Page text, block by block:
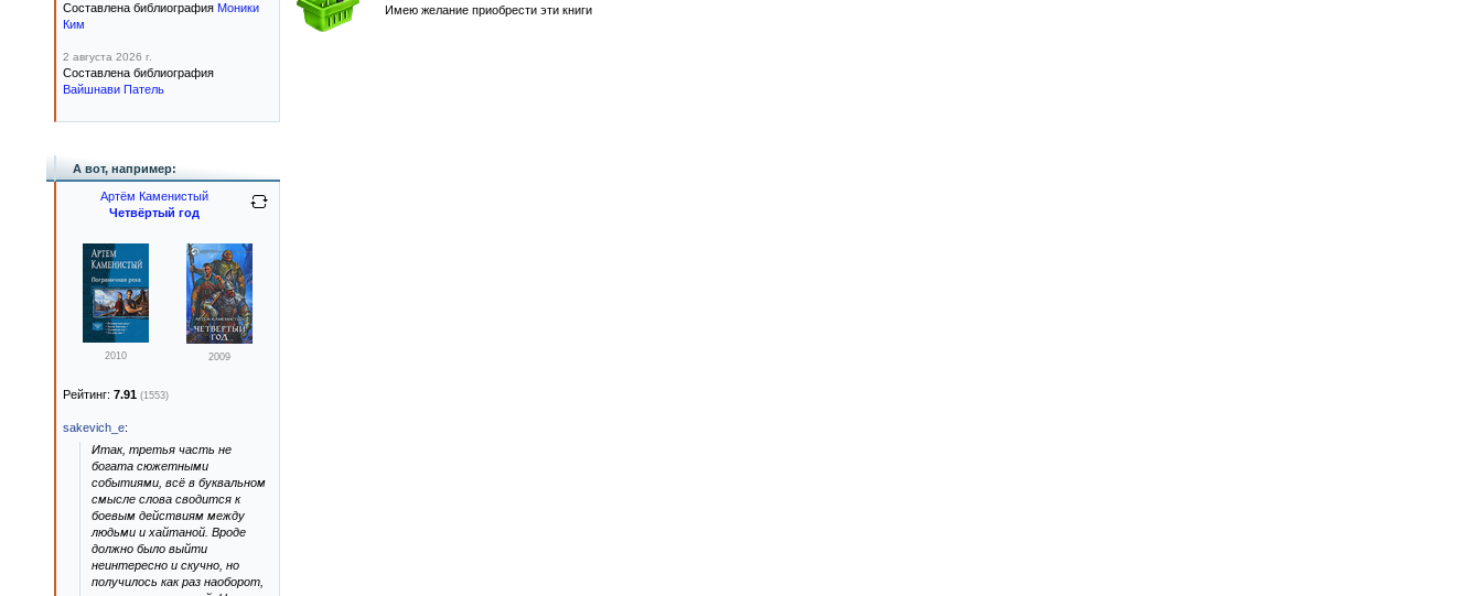
Имею желание приобрести эти книги
Составлена библиография Моники
Ким
2 августа 2026 г.
Составлена библиография
Вайшнави Патель
А вот, например:
Артём Каменистый
Четвёртый год
2010 2009
Рейтинг: 7.91 (1553)
sakevich_e:
Итак, третья часть не
богата сюжетными
событиями, всё в буквальном
смысле слова сводится к
боевым действиям между
людьми и хайтаной. Вроде
должно было выйти
неинтересно и скучно, но
получилось как раз наоборот,